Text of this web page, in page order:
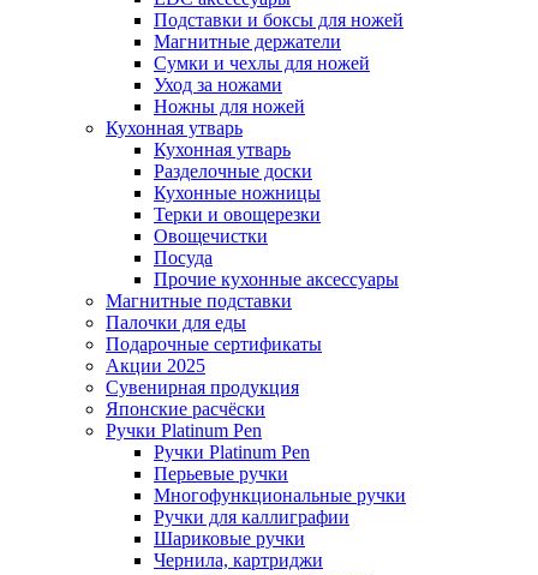
Подставки и боксы для ножей
Магнитные держатели
Сумки и чехлы для ножей
Уход за ножами
Ножны для ножей
Кухонная утварь
Кухонная утварь
Разделочные доски
Кухонные ножницы
Терки и овощерезки
Овощечистки
Посуда
Прочие кухонные аксессуары
Магнитные подставки
Палочки для еды
Подарочные сертификаты
Акции 2025
Сувенирная продукция
Японские расчёски
Ручки Platinum Pen
Ручки Platinum Pen
Перьевые ручки
Многофункциональные ручки
Ручки для каллиграфии
Шариковые ручки
Чернила, картриджи